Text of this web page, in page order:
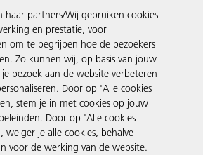
haar partners/Wij gebruiken cookies
en prestatie, voor
om te begrijpen hoe de bezoekers
Zo kunnen wij, op basis van jouw
bezoek aan de website verbeteren
Door op 'Alle cookies
stem je in met cookies op jouw
Door op 'Alle cookies
je alle cookies, behalve
voor de werking van de website.